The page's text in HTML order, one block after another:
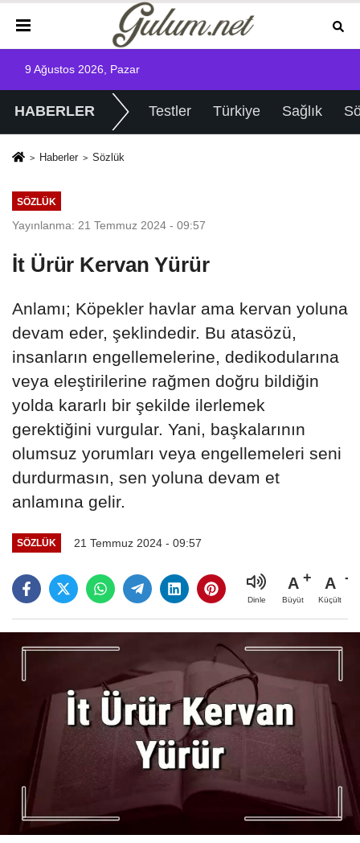
9 Ağustos 2026, Pazar
HABERLER Testler Türkiye Sağlık
Haberler Sözlük
SÖZLÜK
Yayınlanma: 21 Temmuz 2024 - 09:57
İt Ürür Kervan Yürür
Anlamı; Köpekler havlar ama kervan yoluna
devam eder, şeklindedir. Bu atasözü,
insanların engellemelerine, dedikodularına
veya eleştirilerine rağmen doğru bildiğin
yolda kararlı bir şekilde ilerlemek
gerektiğini vurgular. Yani, başkalarının
olumsuz yorumları veya engellemeleri seni
durdurmasın, sen yoluna devam et
anlamına gelir.
SÖZLÜK 21 Temmuz 2024 - 09:57
Dinle
A
Büyüt
A
Küçült